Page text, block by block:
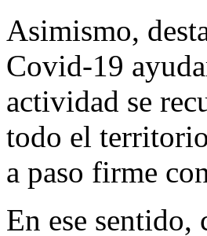
Asimismo,
Covid-19
actividad se
todo el
a paso firme
En ese